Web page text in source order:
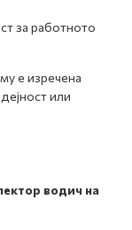
за работното
е изречена
или
водич на